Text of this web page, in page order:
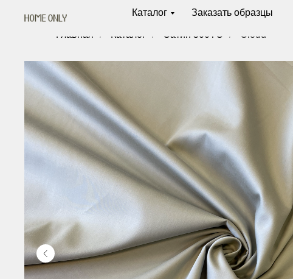
Каталог Заказать образцы
Главная / Каталог / Сатин 500ТС / Cloud